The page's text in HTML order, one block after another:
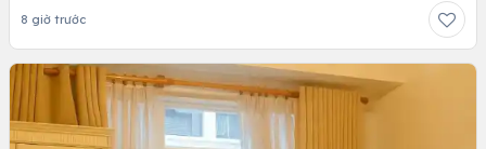
8 giờ trước